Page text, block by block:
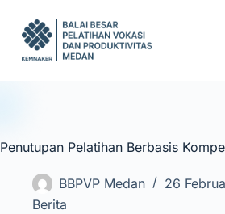
k
Penutupan Pelatihan Berbasis
BBPVP Medan
26
Berita